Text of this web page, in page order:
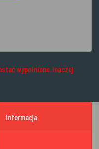
wypełnione. Inaczej
Informacja